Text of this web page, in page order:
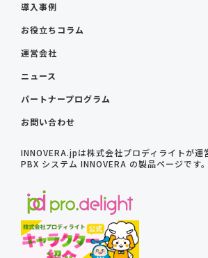
導入事例
お役立ちコラム
運営会社
ニュース
パートナープログラム
お問い合わせ
INNOVERA.jpは株式会社プロディライトが運
PBX システム INNOVERA の製品ページです。